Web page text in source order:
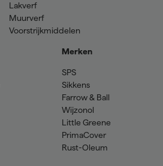
Lakverf
Muurverf
Voorstrijkmiddelen
Merken
SPS
Sikkens
Farrow & Ball
Wijzonol
Little Greene
PrimaCover
Rust-Oleum